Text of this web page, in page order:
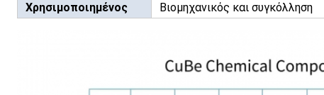
Χρησιμοποιημένος
Βιομηχανικός και συγκόλληση